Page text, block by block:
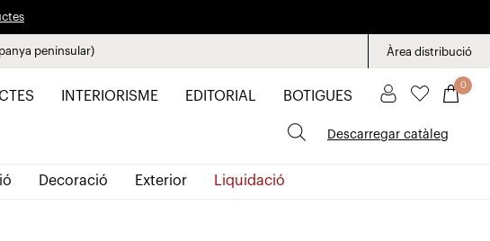
TAE peninsular) Àrea distribució
INTERIORISME EDITORIAL BOTIGUES
0
Descarregar catàleg
Decoració Exterior Liquidació